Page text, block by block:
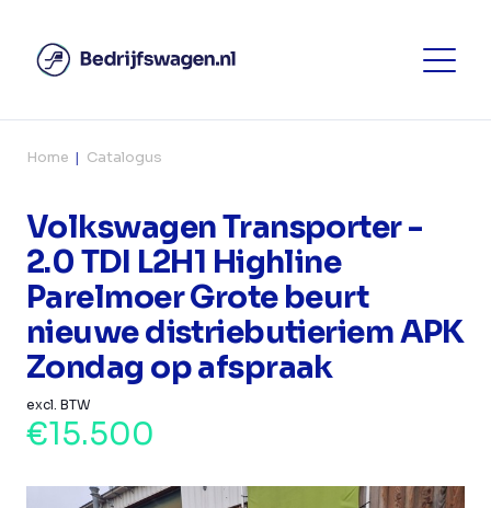
Home Catalogus
Volkswagen Transporter -
2.0 TDI L2H1 Highline
Parelmoer Grote beurt
nieuwe distriebutieriem APK
Zondag op afspraak
excl. BTW
€15.500